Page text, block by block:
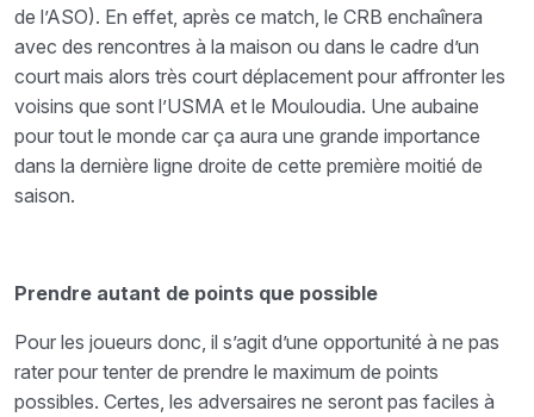
de l’ASO). En effet, après ce match, le CRB enchaînera
avec des rencontres à la maison ou dans le cadre d’un
court mais alors très court déplacement pour affronter les
voisins que sont l’USMA et le Mouloudia. Une aubaine
pour tout le monde car ça aura une grande importance
dans la dernière ligne droite de cette première moitié de
saison.
Prendre autant de points que possible
Pour les joueurs donc, il s’agit d’une opportunité à ne pas
rater pour tenter de prendre le maximum de points
possibles. Certes, les adversaires ne seront pas faciles à